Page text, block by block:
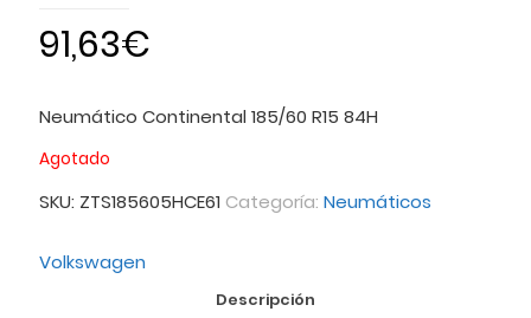
91,63€
Neumático Continental 185/60 R15 84H
Agotado
SKU: ZTS185605HCE61 Categoría: Neumáticos
Volkswagen
Descripción